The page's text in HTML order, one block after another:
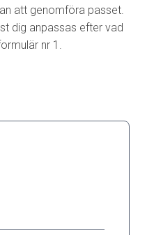
att genomföra passet.
dig anpassas efter vad
nr 1.